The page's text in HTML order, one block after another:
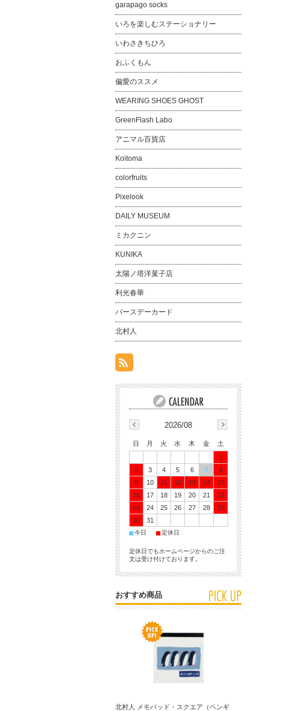
garapago socks
いろを楽しむステーショナリー
いわさきちひろ
おふくもん
偏愛のススメ
WEARING SHOES GHOST
GreenFlash Labo
アニマル百貨店
Koitoma
colorfruits
Pixelook
DAILY MUSEUM
ミカクニン
KUNIKA
太陽ノ塔洋菓子店
利光春華
バースデーカード
北村人
2026/08
日 月 火 水 木 金
土
1
2
3 4 5 6 7
8
9
10 11 12 13 14
15
16
17 18 19 20 21
22
23
24 25 26 27 28
29
30
31
■今日 ■定休日
定休日でもホームページからのご注
文は受け付けております。
おすすめ商品
北村人 メモパッド・スクエア（ペンギ